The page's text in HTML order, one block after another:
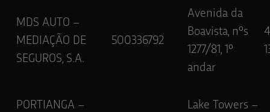
MDS AUTO –
MEDIAÇÃO DE
SEGUROS, S.A.
500336792
Avenida da
Boavista, nºs
1277/81, 1º
andar
PORTIANGA –
Lake Towers –